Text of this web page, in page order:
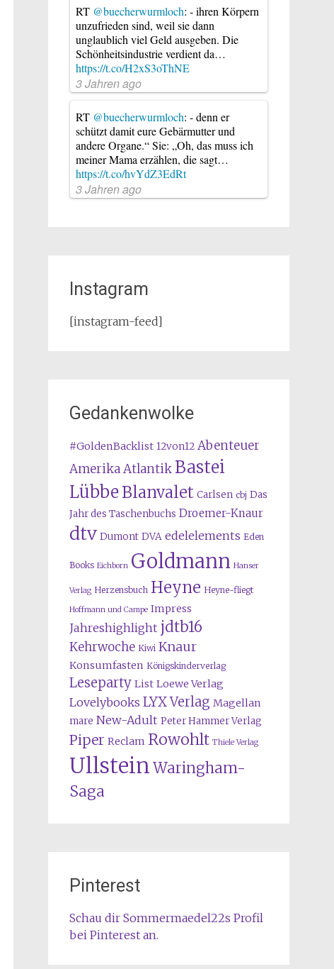
RT @buecherwurmloch: - ihren Körpern
unzufrieden sind, weil sie dann
unglaublich viel Geld ausgeben. Die
Schönheitsindustrie verdient da…
https://t.co/H2xS3oThNE
3 Jahren ago
RT @buecherwurmloch: - denn er
schützt damit eure Gebärmutter und
andere Organe.“ Sie: „Oh, das muss ich
meiner Mama erzählen, die sagt…
https://t.co/hvYdZ3EdRt
3 Jahren ago
Instagram
[instagram-feed]
Gedankenwolke
#GoldenBacklist 12von12 Abenteuer
AmerikaAtlantik Bastei
LübbeBlanvalet Carlsen cbj Das
Jahr des Taschenbuchs Droemer-Knaur
dtv Dumont DVA edelelements Eden
Books Eichborn Goldmann Hanser
Verlag Herzensbuch Heyne Heyne-fliegt
Hoffmann und Campe Impress
Jahreshighlight jdtb16
Kehrwoche Kiwi Knaur
Konsumfasten Königskinderverlag
Leseparty List Loewe Verlag
Lovelybooks LYX Verlag Magellan
mare New-Adult Peter Hammer Verlag
Piper Reclam Rowohlt Thiele Verlag
UllsteinWaringham-
Saga
Pinterest
Schau dir Sommermaedel22s Profil
bei Pinterest an.